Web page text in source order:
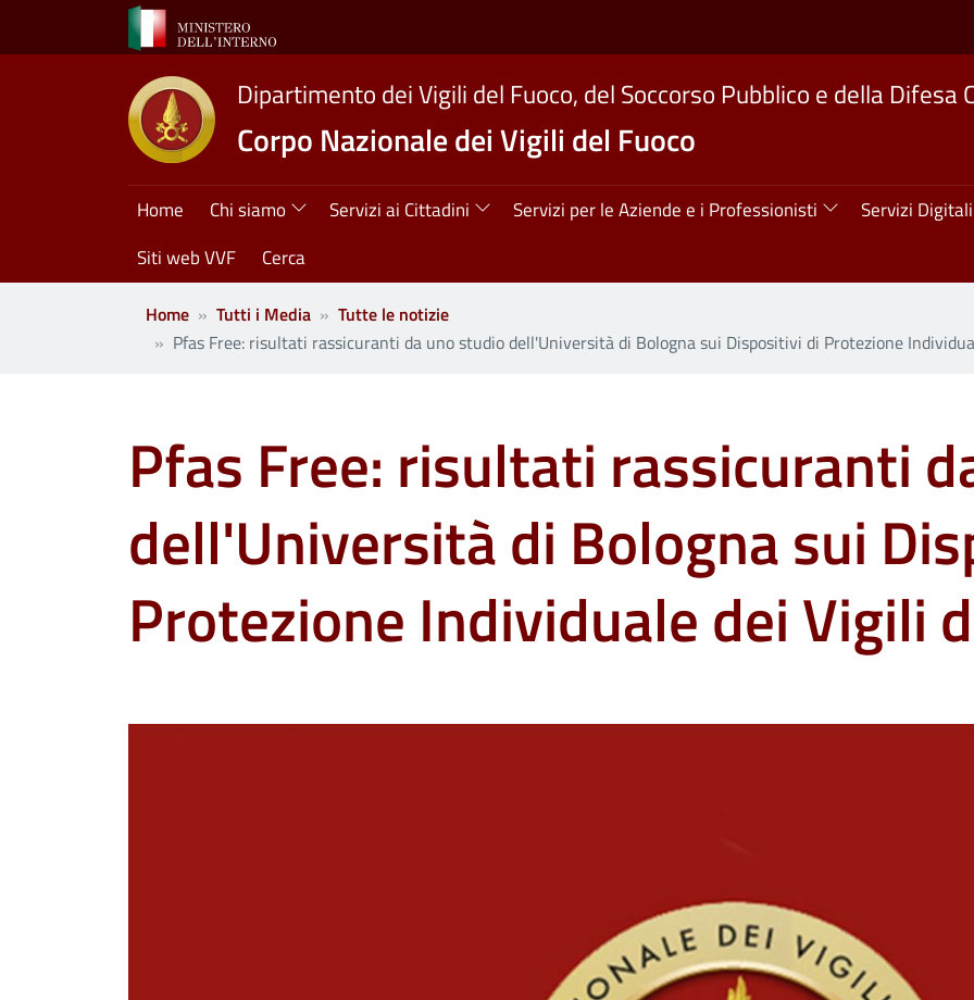
Salta al contenuto principale
Dipartimento dei Vigili del Fuoco, del Soccorso Pubblico e della Difesa
Corpo Nazionale dei Vigili del Fuoco
Navigazione principale
Home Chi siamo Servizi ai Cittadini Servizi per le Aziende e i Professionisti Servizi Digitali
Siti web VVF
Cerca
Home Tutti i Media
Tutte le notizie
Pfas Free: risultati rassicuranti da uno studio dell'Università di Bologna sui Dispositivi di Protezione
Pfas Free: risultati rassicuranti
dell'Università di Bologna sui
Protezione Individuale dei Vigili